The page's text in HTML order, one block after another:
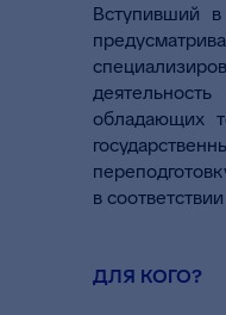
Вступивший
обладающих
в
ДЛЯ КОГО?